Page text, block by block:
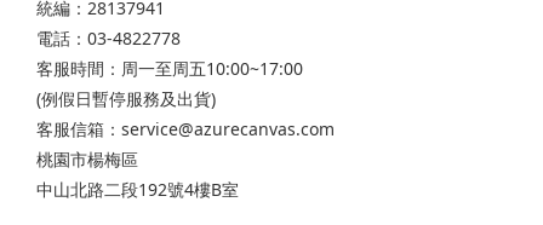
統編：28137941
電話：03-4822778
客服時間：周一至周五10:00~17:00
(例假日暫停服務及出貨)
客服信箱：service@azurecanvas.com
桃園市楊梅區
中山北路二段192號4樓B室